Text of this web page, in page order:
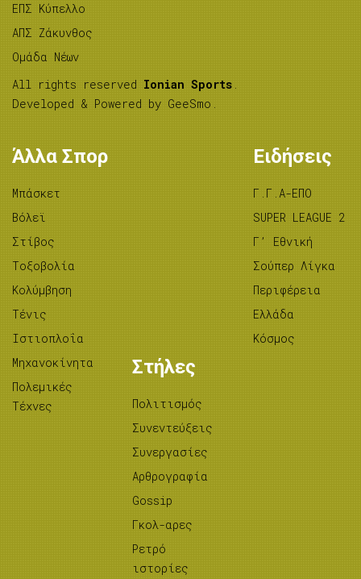
ΕΠΣ Κύπελλο
ΑΠΣ Ζάκυνθος
Ομάδα Νέων
All rights reserved Ionian Sports .
Developed & Powered by GeeSmo .
Άλλα Σπορ
Μπάσκετ
Βόλεϊ
Στίβος
Tοξοβολία
Κολύμβηση
Τένις
Ιστιοπλοΐα
Μηχανοκίνητα
Πολεμικές
Τέχνες
Ειδήσεις
Γ.Γ.Α-ΕΠΟ
SUPER LEAGUE 2
Γ’ Εθνική
Σούπερ Λίγκα
Περιφέρεια
Ελλάδα
Κόσμος
Στήλες
Πολιτισμός
Συνεντεύξεις
Συνεργασίες
Αρθρογραφία
Gossip
Γκολ-αρες
Ρετρό
ιστορίες